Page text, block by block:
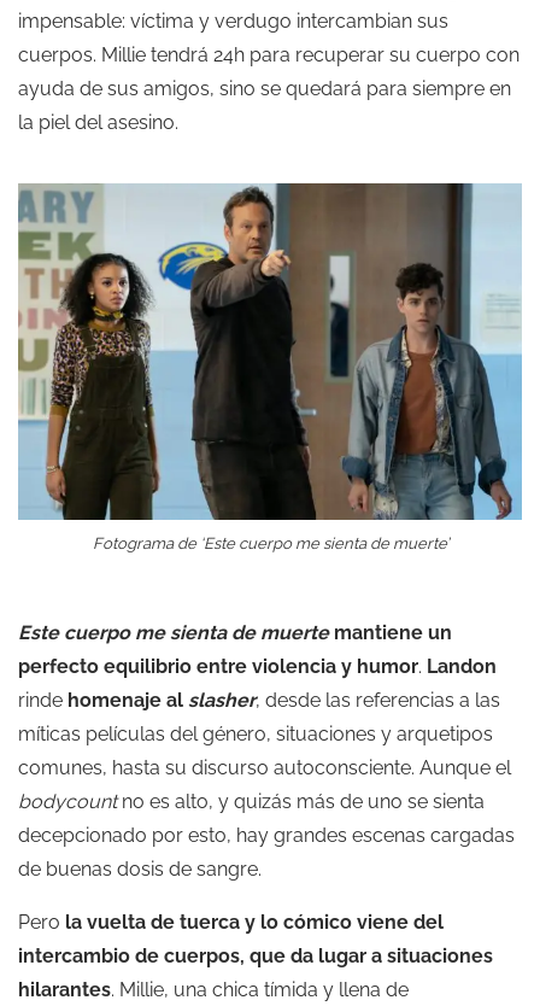
impensable: víctima y verdugo intercambian sus
cuerpos. Millie tendrá 24h para recuperar su cuerpo con
ayuda de sus amigos, sino se quedará para siempre en
la piel del asesino.
Fotograma de ‘Este cuerpo me sienta de muerte’
Este cuerpo me sienta de muertemantiene un
perfecto equilibrio entre violencia y humor. Landon
rinde homenaje al slasher, desde las referencias a las
míticas películas del género, situaciones y arquetipos
comunes, hasta su discurso autoconsciente. Aunque el
bodycountno es alto, y quizás más de uno se sienta
decepcionado por esto, hay grandes escenas cargadas
de buenas dosis de sangre.
Pero la vuelta de tuerca y lo cómico viene del
intercambio de cuerpos, que da lugar a situaciones
hilarantes. Millie, una chica tímida y llena de